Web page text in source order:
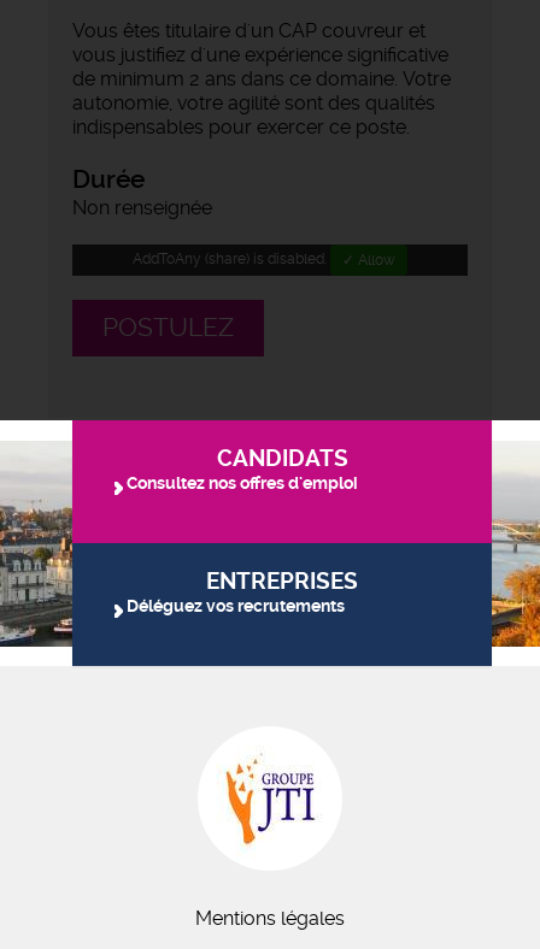
Vous êtes titulaire d'un CAP couvreur et
vous justifiez d'une expérience significative
de minimum 2 ans dans ce domaine. Votre
autonomie, votre agilité sont des qualités
indispensables pour exercer ce poste.
Durée
Non renseignée
AddToAny (share) is disabled. ✓ Allow
POSTULEZ
CANDIDATS
Consultez nos offres d'emploi
ENTREPRISES
Déléguez vos recrutements
Mentions légales